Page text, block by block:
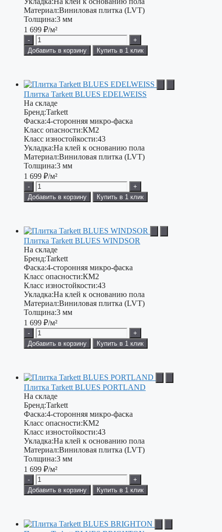
Материал:Виниловая плитка (LVT)
Толщина:3 мм
1 699 ₽/м²
-
+
Добавить в корзину
Купить в 1 клик
Плитка Tarkett BLUES EDELWEISS
На складе
Бренд:Tarkett
Фаска:4-сторонняя микро-фаска
Класс опасности:КМ2
Класс изностойкости:43
Укладка:На клей к основанию пола
Материал:Виниловая плитка (LVT)
Толщина:3 мм
1 699 ₽/м²
-
+
Добавить в корзину
Купить в 1 клик
Плитка Tarkett BLUES WINDSOR
На складе
Бренд:Tarkett
Фаска:4-сторонняя микро-фаска
Класс опасности:КМ2
Класс изностойкости:43
Укладка:На клей к основанию пола
Материал:Виниловая плитка (LVT)
Толщина:3 мм
1 699 ₽/м²
-
+
Добавить в корзину
Купить в 1 клик
Плитка Tarkett BLUES PORTLAND
На складе
Бренд:Tarkett
Фаска:4-сторонняя микро-фаска
Класс опасности:КМ2
Класс изностойкости:43
Укладка:На клей к основанию пола
Материал:Виниловая плитка (LVT)
Толщина:3 мм
1 699 ₽/м²
-
+
Добавить в корзину
Купить в 1 клик